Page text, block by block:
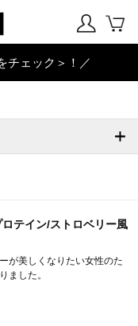
チェック＞！／
テイン/ストロベリー風
が美しくなりたい女性のた
ました。